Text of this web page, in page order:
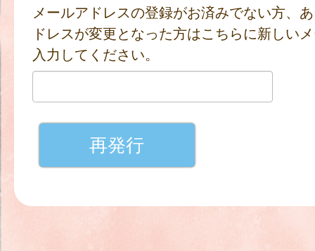
メールアドレスの登録がお済みでない方、
ドレスが変更となった方はこちらに新しい
入力してください。